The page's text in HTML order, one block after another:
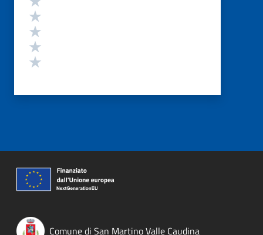
Comune di San Martino Valle Caudina